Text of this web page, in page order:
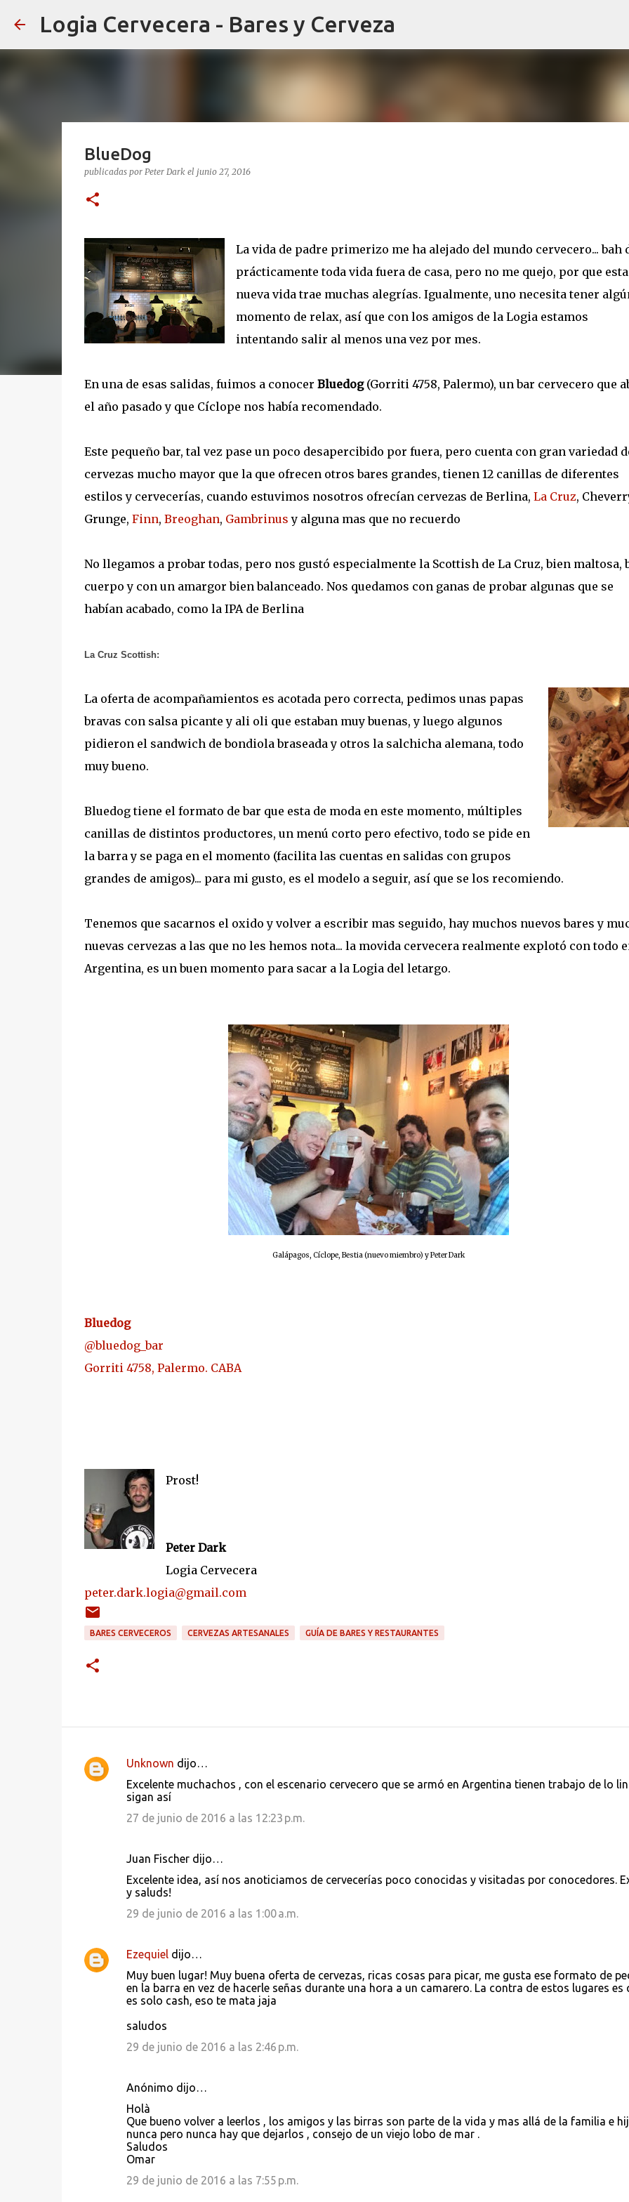
Logia Cervecera - Bares y Cerveza
BlueDog
publicadas por Peter Dark el junio 27, 2016
La vida de padre primerizo me ha alejado del mundo cervecero... bah
prácticamente toda vida fuera de casa, pero no me quejo, por que esta
nueva vida trae muchas alegrías. Igualmente, uno necesita tener
momento de relax, así que con los amigos de la Logia estamos
intentando salir al menos una vez por mes.
En una de esas salidas, fuimos a conocer Bluedog (Gorriti 4758, Palermo), un bar cervecero que
el año pasado y que Cíclope nos había recomendado.
Este pequeño bar, tal vez pase un poco desapercibido por fuera, pero cuenta con gran variedad
cervezas mucho mayor que la que ofrecen otros bares grandes, tienen 12 canillas de diferentes
estilos y cervecerías, cuando estuvimos nosotros ofrecían cervezas de Berlina, La Cruz,
Grunge, Finn, Breoghan, Gambrinus y alguna mas que no recuerdo
No llegamos a probar todas, pero nos gustó especialmente la Scottish de La Cruz, bien maltosa,
cuerpo y con un amargor bien balanceado. Nos quedamos con ganas de probar algunas que se
habían acabado, como la IPA de Berlina
La Cruz Scottish:
La oferta de acompañamientos es acotada pero correcta, pedimos unas papas
bravas con salsa picante y ali oli que estaban muy buenas, y luego algunos
pidieron el sandwich de bondiola braseada y otros la salchicha alemana, todo
muy bueno.
Bluedog tiene el formato de bar que esta de moda en este momento, múltiples
canillas de distintos productores, un menú corto pero efectivo, todo se pide en
la barra y se paga en el momento (facilita las cuentas en salidas con grupos
grandes de amigos)... para mi gusto, es el modelo a seguir, así que se los recomiendo.
Tenemos que sacarnos el oxido y volver a escribir mas seguido, hay muchos nuevos bares y
nuevas cervezas a las que no les hemos nota... la movida cervecera realmente explotó con todo
Argentina, es un buen momento para sacar a la Logia del letargo.
Galápagos, Cíclope, Bestia (nuevo miembro) y Peter Dark
Bluedog
@bluedog_bar
Gorriti 4758, Palermo. CABA
Prost!
Peter Dark
Logia Cervecera
peter.dark.logia@gmail.com
BARES CERVECEROS CERVEZAS ARTESANALES GUÍA DE BARES Y RESTAURANTES
C
o
s
Unknown dijo…
Excelente muchachos , con el escenario cervecero que se armó en Argentina tienen trabajo de lo
sigan así
27 de junio de 2016 a las 12:23 p.m.
Juan Fischer dijo…
Excelente idea, así nos anoticiamos de cervecerías poco conocidas y visitadas por conocedores.
y saluds!
29 de junio de 2016 a las 1:00 a.m.
Ezequieldijo…
Muy buen lugar! Muy buena oferta de cervezas, ricas cosas para picar, me gusta ese formato de
en la barra en vez de hacerle señas durante una hora a un camarero. La contra de estos lugares es
es solo cash, eso te mata jaja
saludos
29 de junio de 2016 a las 2:46 p.m.
Anónimo dijo…
Holà
Que bueno volver a leerlos , los amigos y las birras son parte de la vida y mas allá de la familia e
nunca pero nunca hay que dejarlos , consejo de un viejo lobo de mar .
Saludos
Omar
29 de junio de 2016 a las 7:55 p.m.